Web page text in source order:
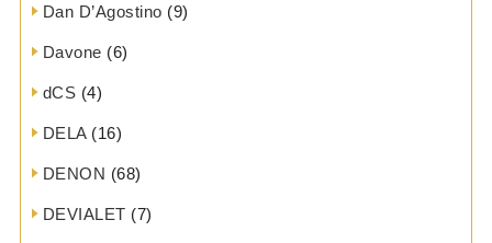
Dan D’Agostino (9)
Davone (6)
dCS (4)
DELA(16)
DENON (68)
DEVIALET (7)